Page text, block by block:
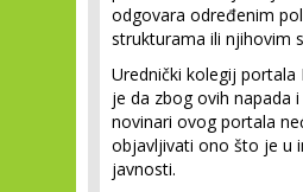
odgovara određenim
strukturama ili njihovim
Urednički kolegij portala
je da zbog ovih napada
novinari ovog portala
objavljivati ono što je u
javnosti.